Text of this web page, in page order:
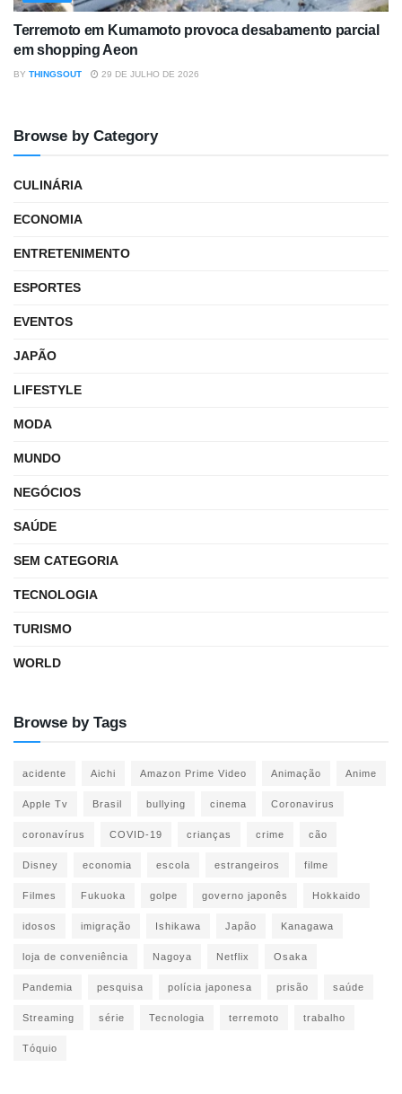
Terremoto em Kumamoto provoca desabamento parcial
em shopping Aeon
BY THINGSOUT 29 DE JULHO DE 2026
Browse by Category
CULINÁRIA
ECONOMIA
ENTRETENIMENTO
ESPORTES
EVENTOS
JAPÃO
LIFESTYLE
MODA
MUNDO
NEGÓCIOS
SAÚDE
SEM CATEGORIA
TECNOLOGIA
TURISMO
WORLD
Browse by Tags
acidente Aichi Amazon Prime Video Animação Anime
Apple Tv Brasil bullying cinema Coronavirus
coronavírus COVID-19 crianças crime cão
Disney economia escola estrangeiros filme
Filmes Fukuoka golpe governo japonês Hokkaido
idosos imigração Ishikawa Japão Kanagawa
loja de conveniência Nagoya Netflix Osaka
Pandemia pesquisa polícia japonesa prisão saúde
Streaming série Tecnologia terremoto trabalho
Tóquio